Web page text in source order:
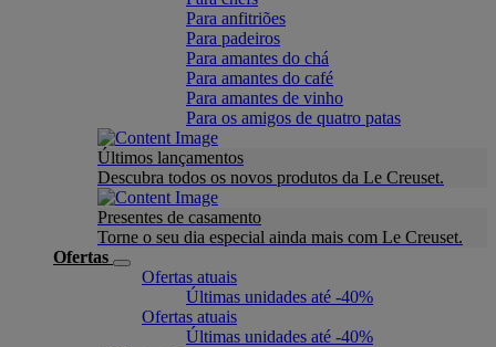
Para anfitriões
Para padeiros
Para amantes do chá
Para amantes do café
Para amantes de vinho
Para os amigos de quatro patas
Últimos lançamentos
Descubra todos os novos produtos da Le Creuset.
Presentes de casamento
Torne o seu dia especial ainda mais com Le Creuset.
Ofertas
Ofertas atuais
Últimas unidades até -40%
Ofertas atuais
Últimas unidades até -40%